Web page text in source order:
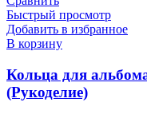
Быстрый просмотр
Добавить в избранное
В корзину
Кольца для
(Рукоделие)